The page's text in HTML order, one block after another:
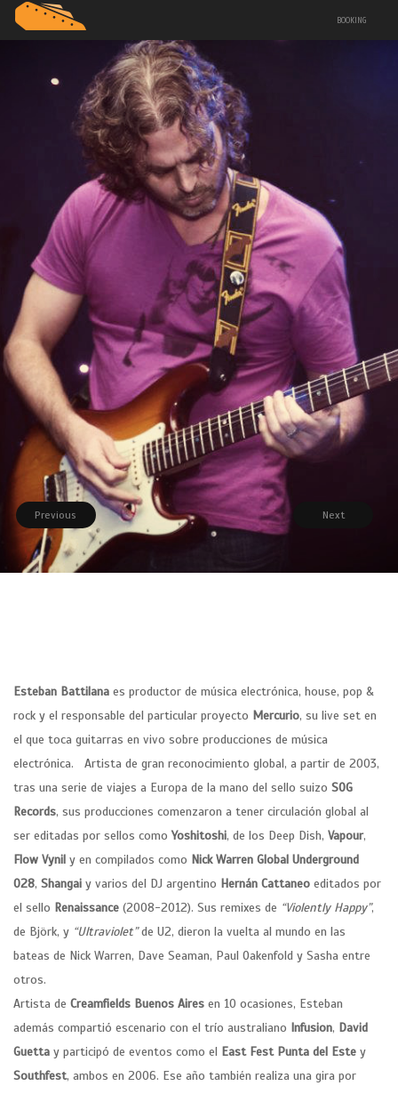
BIO
HOUSE MUSIC
PLANETA MERCURIO
BRANDS & ADVERTISING
CONTACTO
BOOKING
Previous Next
Esteban Battilana es productor de música electrónica, house, pop &
rock y el responsable del particular proyecto Mercurio, su live set en
el que toca guitarras en vivo sobre producciones de música
electrónica. Artista de gran reconocimiento global, a partir de 2003,
tras una serie de viajes a Europa de la mano del sello suizo SOG
Records, sus producciones comenzaron a tener circulación global al
ser editadas por sellos comoYoshitoshi, de los Deep Dish, Vapour,
Flow Vynil y en compilados como Nick Warren Global Underground
028, Shangai y varios del DJ argentino Hernán Cattaneo editados por
el sello Renaissance (2008-2012). Sus remixes de “Violently Happy”,
de Björk, y “Ultraviolet”de U2, dieron la vuelta al mundo en las
bateas de Nick Warren, Dave Seaman, Paul Oakenfold y Sasha entre
otros.
Artista de Creamfields Buenos Aires en 10 ocasiones, Esteban
además compartió escenario con el trío australiano Infusion, David
Guetta y participó de eventos como el East Fest Punta del Este y
Southfest, ambos en 2006. Ese año también realiza una gira por